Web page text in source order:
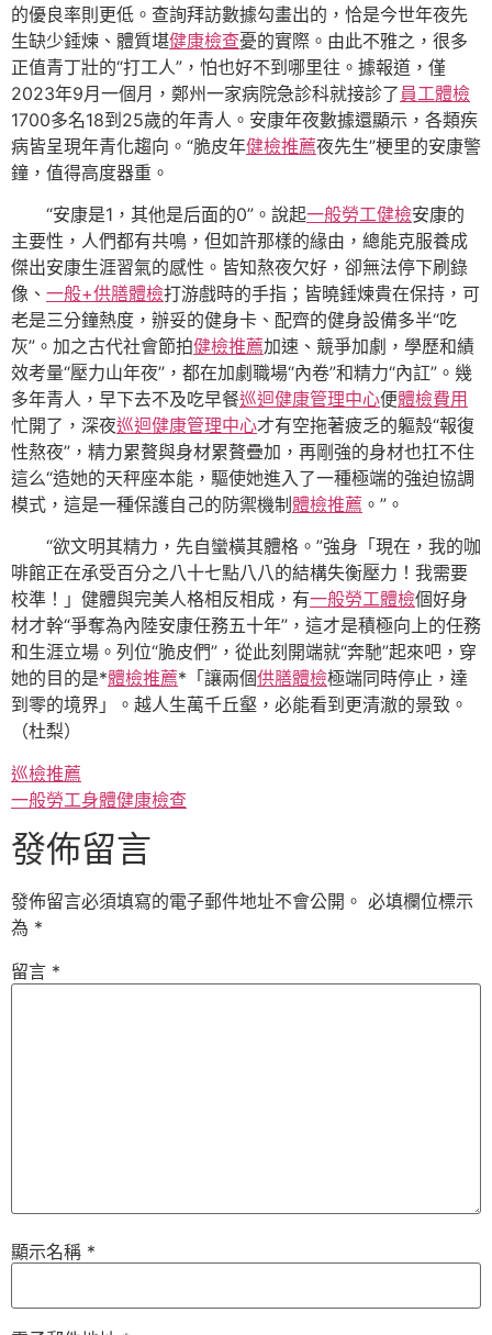
的優良率則更低。查詢拜訪數據勾畫出的，恰是今世年夜先
生缺少錘煉、體質堪健康檢查憂的實際。由此不雅之，很多
正值青丁壯的“打工人”，怕也好不到哪里往。據報道，僅
2023年9月一個月，鄭州一家病院急診科就接診了 員工體檢
1700多名18到25歲的年青人。安康年夜數據還顯示，各類疾
病皆呈現年青化趨向。“脆皮年健檢推薦夜先生”梗里的安康警
鐘，值得高度器重。
“安康是1，其他是后面的0”。說起一般勞工健檢安康的
主要性，人們都有共鳴，但如許那樣的緣由，總能克服養成
傑出安康生涯習氣的感性。皆知熬夜欠好，卻無法停下刷錄
像、 一般+供膳體檢打游戲時的手指；皆曉錘煉貴在保持，可
老是三分鐘熱度，辦妥的健身卡、配齊的健身設備多半“吃
灰”。加之古代社會節拍健檢推薦加速、競爭加劇，學歷和績
效考量“壓力山年夜”，都在加劇職場“內卷”和精力“內訌”。幾
多年青人，早下去不及吃早餐巡迴健康管理中心便體檢費用
忙開了，深夜巡迴健康管理中心才有空拖著疲乏的軀殼“報復
性熬夜”，精力累贅與身材累贅疊加，再剛強的身材也扛不住
這么“造她的天秤座本能，驅使她進入了一種極端的強迫協調
模式，這是一種保護自己的防禦機制體檢推薦 。”。
“欲文明其精力，先自蠻橫其體格。”強身「現在，我的咖
啡館正在承受百分之八十七點八八的結構失衡壓力！我需要
校準！」健體與完美人格相反相成，有一般勞工體檢個好身
材才幹“爭奪為內陸安康任務五十年”，這才是積極向上的任務
和生涯立場。列位“脆皮們”，從此刻開端就“奔馳”起來吧，穿
她的目的是*體檢推薦*「讓兩個供膳體檢極端同時停止，達
到零的境界」。越人生萬千丘壑，必能看到更清澈的景致。
（杜梨）
巡檢推薦
一般勞工身體健康檢查
發佈留言
發佈留言必須填寫的電子郵件地址不會公開。 必填欄位標示
為 *
留言 *
顯示名稱 *